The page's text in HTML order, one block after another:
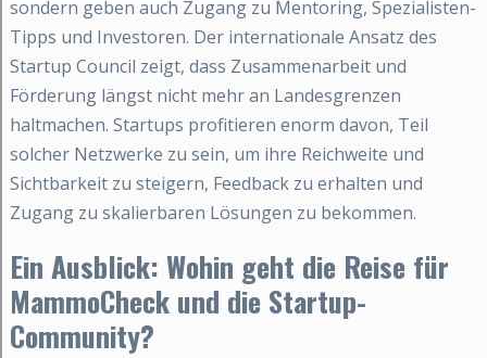
sondern geben auch Zugang zu Mentoring, Spezialisten-
Tipps und Investoren. Der internationale Ansatz des
Startup Council zeigt, dass Zusammenarbeit und
Förderung längst nicht mehr an Landesgrenzen
haltmachen. Startups profitieren enorm davon, Teil
solcher Netzwerke zu sein, um ihre Reichweite und
Sichtbarkeit zu steigern, Feedback zu erhalten und
Zugang zu skalierbaren Lösungen zu bekommen.
Ein Ausblick: Wohin geht die Reise für
MammoCheck und die Startup-
Community?